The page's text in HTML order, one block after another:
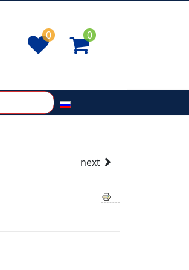
0 0
next